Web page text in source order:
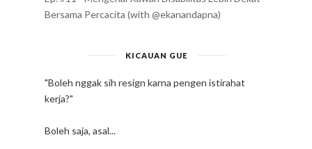
Bersama Percacita (with @ekanandapna)
KICAUAN GUE
"Boleh nggak sih resign karna pengen istirahat
kerja?"
Boleh saja, asal...